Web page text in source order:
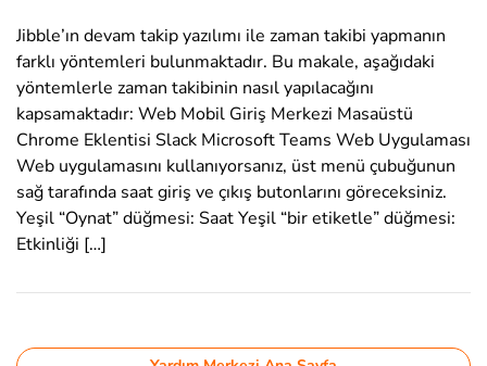
Jibble’ın devam takip yazılımı ile zaman takibi yapmanın
farklı yöntemleri bulunmaktadır. Bu makale, aşağıdaki
yöntemlerle zaman takibinin nasıl yapılacağını
kapsamaktadır: Web Mobil Giriş Merkezi Masaüstü
Chrome Eklentisi Slack Microsoft Teams Web Uygulaması
Web uygulamasını kullanıyorsanız, üst menü çubuğunun
sağ tarafında saat giriş ve çıkış butonlarını göreceksiniz.
Yeşil “Oynat” düğmesi: Saat Yeşil “bir etiketle” düğmesi:
Etkinliği […]